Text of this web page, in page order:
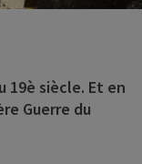
19è siècle. Et en
Guerre du